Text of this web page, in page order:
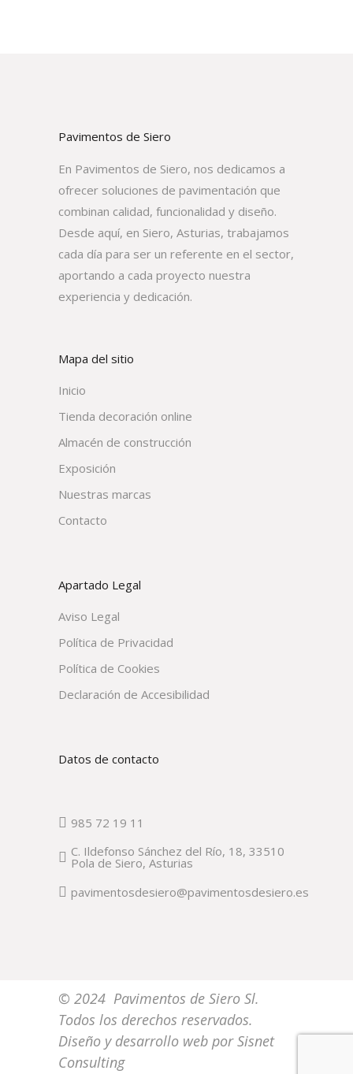
Pavimentos de Siero
En Pavimentos de Siero, nos dedicamos a
ofrecer soluciones de pavimentación que
combinan calidad, funcionalidad y diseño.
Desde aquí, en Siero, Asturias, trabajamos
cada día para ser un referente en el sector,
aportando a cada proyecto nuestra
experiencia y dedicación.
Mapa del sitio
Inicio
Tienda decoración online
Almacén de construcción
Exposición
Nuestras marcas
Contacto
Apartado Legal
Aviso Legal
Política de Privacidad
Política de Cookies
Declaración de Accesibilidad
Datos de contacto
985 72 19 11
C. Ildefonso Sánchez del Río, 18, 33510
Pola de Siero, Asturias
pavimentosdesiero@pavimentosdesiero.es
© 2024 Pavimentos de Siero Sl.
Todos los derechos reservados.
Diseño y desarrollo web porSisnet
Consulting